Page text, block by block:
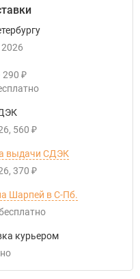
2026
290 ₽
560 ₽
выдачи СДЭК
370 ₽
Шарпей в С-Пб.
Бесплатно
курьером